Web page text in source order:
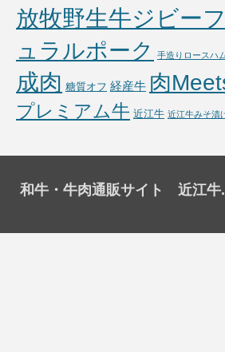
放牧野生牛ジビーフ
ュラルポーク
手造りロースハ
成肉 糖質オフ 経産牛 肉
プレミアム牛 近江牛 近江牛みそ漬
和牛・牛肉通販サイト 近江牛